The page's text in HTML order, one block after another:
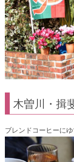
木曽川・揖
ブレンドコーヒーにゆ